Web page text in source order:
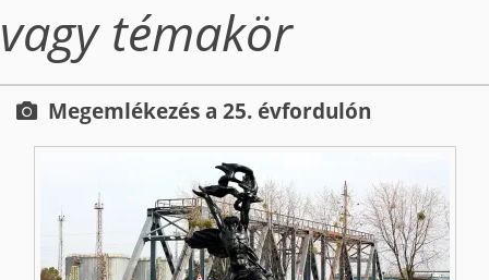
vagy témakör
Megemlékezés a 25. évfordulón